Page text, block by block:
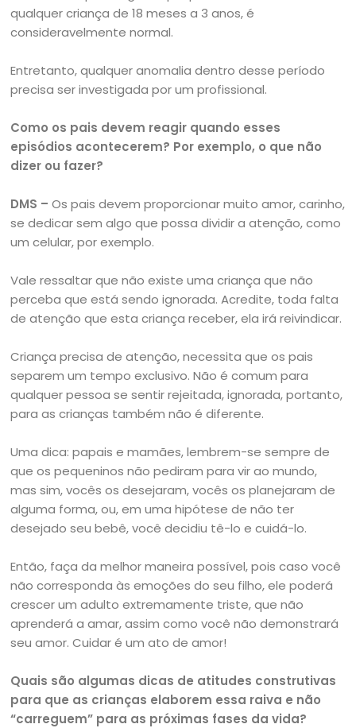
qualquer criança de 18 meses a 3 anos, é
consideravelmente normal.
Entretanto, qualquer anomalia dentro desse período
precisa ser investigada por um profissional.
Como os pais devem reagir quando esses
episódios acontecerem? Por exemplo, o que não
dizer ou fazer?
DMS – Os pais devem proporcionar muito amor, carinho,
se dedicar sem algo que possa dividir a atenção, como
um celular, por exemplo.
Vale ressaltar que não existe uma criança que não
perceba que está sendo ignorada. Acredite, toda falta
de atenção que esta criança receber, ela irá reivindicar.
Criança precisa de atenção, necessita que os pais
separem um tempo exclusivo. Não é comum para
qualquer pessoa se sentir rejeitada, ignorada, portanto,
para as crianças também não é diferente.
Uma dica: papais e mamães, lembrem-se sempre de
que os pequeninos não pediram para vir ao mundo,
mas sim, vocês os desejaram, vocês os planejaram de
alguma forma, ou, em uma hipótese de não ter
desejado seu bebê, você decidiu tê-lo e cuidá-lo.
Então, faça da melhor maneira possível, pois caso você
não corresponda às emoções do seu filho, ele poderá
crescer um adulto extremamente triste, que não
aprenderá a amar, assim como você não demonstrará
seu amor. Cuidar é um ato de amor!
Quais são algumas dicas de atitudes construtivas
para que as crianças elaborem essa raiva e não
“carreguem” para as próximas fases da vida?